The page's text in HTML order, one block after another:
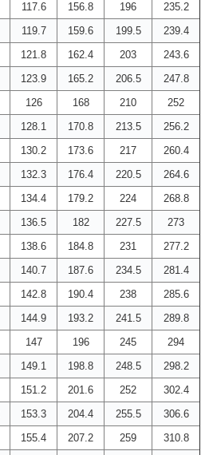
117.6 156.8 196
235.2
119.7 159.6 199.5
239.4
121.8 162.4 203
243.6
123.9 165.2 206.5
247.8
126 168 210
252
128.1 170.8 213.5
256.2
130.2 173.6 217
260.4
132.3 176.4 220.5
264.6
134.4 179.2 224
268.8
136.5 182 227.5
273
138.6 184.8 231
277.2
140.7 187.6 234.5
281.4
142.8 190.4 238
285.6
144.9 193.2 241.5
289.8
147 196 245
294
149.1 198.8 248.5
298.2
151.2 201.6 252
302.4
153.3 204.4 255.5
306.6
155.4 207.2 259
310.8